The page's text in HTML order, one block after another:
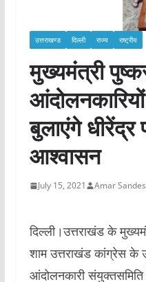
उत्तराखण्ड दिल्ली राज्य राष्ट्रीय
मुख्यमंत्री
बुलाएंगे धीरेंद्र
आश्वासन
July 15, 2021 Amar
दिल्ली।उत्तराखंड के
शाम उत्तराखंड कांग्रेस के
आंदोलनकारी